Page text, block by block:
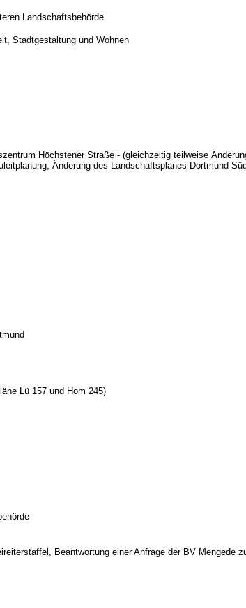
Landschaftsbehörde
Stadtgestaltung und Wohnen
Höchstener Straße - (gleichzeitig teilweise
Änderung des Landschaftsplanes Dortmund-
Lü 157 und Hom 245)
Beantwortung einer Anfrage der BV Mengede